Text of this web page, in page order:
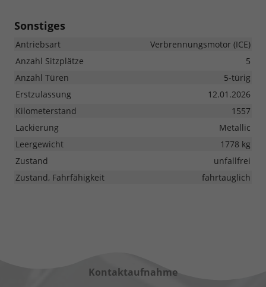
Sonstiges
Antriebsart
Verbrennungsmotor (ICE)
Anzahl Sitzplätze
5
Anzahl Türen
5-türig
Erstzulassung
12.01.2026
Kilometerstand
1557
Lackierung
Metallic
Leergewicht
1778 kg
Zustand
unfallfrei
Zustand, Fahrfähigkeit
fahrtauglich
Kontaktaufnahme